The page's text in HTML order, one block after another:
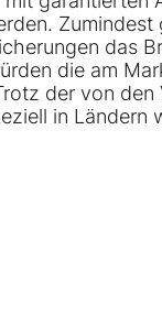
das
die am
der von den
in Ländern